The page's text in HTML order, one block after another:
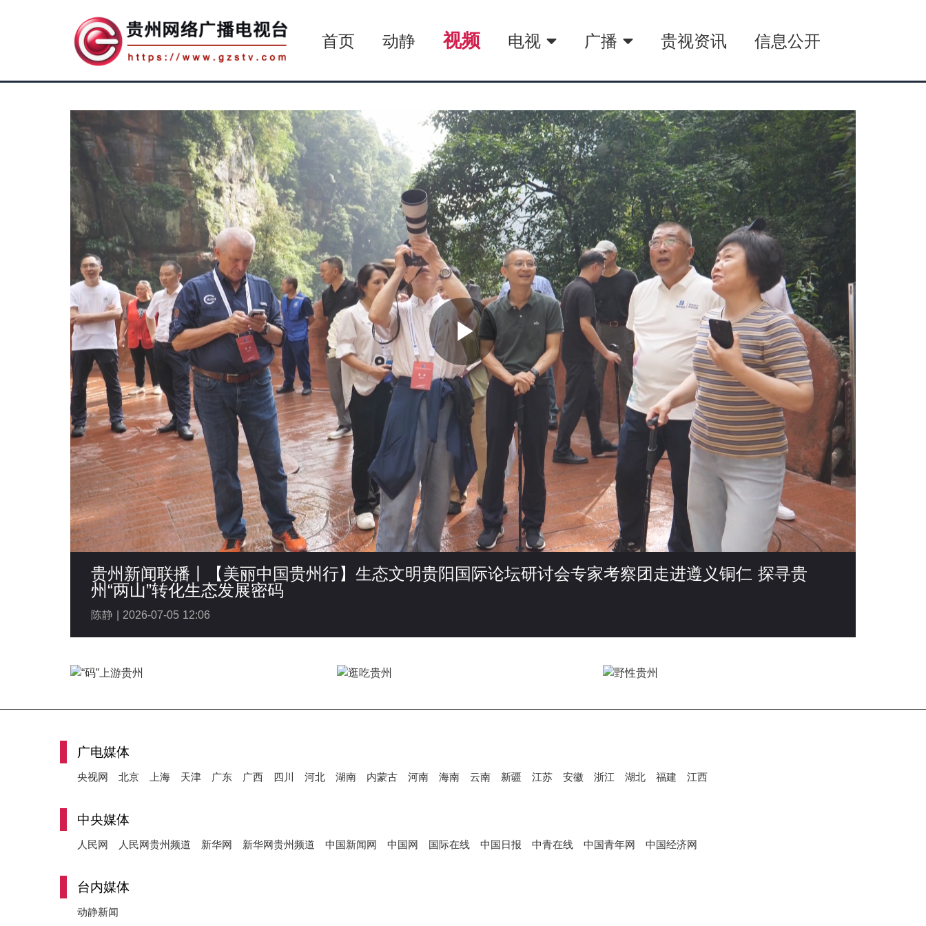
首页 动静 视频 电视 广播 贵视资讯 信息公开
P
l
a
y
V
i
d
e
贵州新闻联播丨【美丽中国贵州行】生态文明贵阳国际论坛研讨会专家考察团走进遵义铜仁 探寻贵
州“两山”转化生态发展密码
陈静 | 2026-07-05 12:06
广电媒体
央视网 北京 上海 天津 广东 广西 四川 河北 湖南 内蒙古 河南 海南 云南 新疆 江苏 安徽 浙江 湖北 福建 江西
中央媒体
人民网 人民网贵州频道 新华网 新华网贵州频道 中国新闻网 中国网 国际在线 中国日报 中青在线 中国青年网 中国经济网
台内媒体
动静新闻